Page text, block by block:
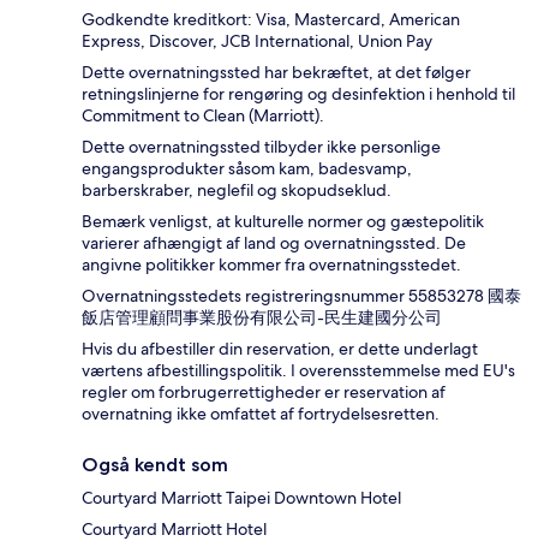
Godkendte kreditkort: Visa, Mastercard, American
Express, Discover, JCB International, Union Pay
Dette overnatningssted har bekræftet, at det følger
retningslinjerne for rengøring og desinfektion i henhold til
Commitment to Clean (Marriott).
Dette overnatningssted tilbyder ikke personlige
engangsprodukter såsom kam, badesvamp,
barberskraber, neglefil og skopudseklud.
Bemærk venligst, at kulturelle normer og gæstepolitik
varierer afhængigt af land og overnatningssted. De
angivne politikker kommer fra overnatningsstedet.
Overnatningsstedets registreringsnummer 55853278 國泰
飯店管理顧問事業股份有限公司-民生建國分公司
Hvis du afbestiller din reservation, er dette underlagt
værtens afbestillingspolitik. I overensstemmelse med EU's
regler om forbrugerrettigheder er reservation af
overnatning ikke omfattet af fortrydelsesretten.
Også kendt som
Courtyard Marriott Taipei Downtown Hotel
Courtyard Marriott Hotel